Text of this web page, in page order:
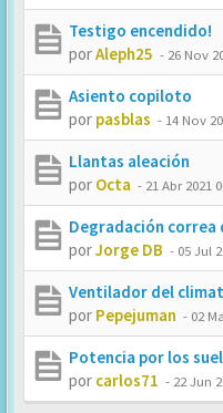
Testigo encendido!
porAleph25 - 26 Nov
Asiento copiloto
por pasblas - 14 Nov
Llantas aleación
por Octa - 21 Abr 2021
Degradación
porJorge DB - 05 Jul
Ventilador del
por Pepejuman - 02
Potencia por los
por carlos71 - 22 Jun